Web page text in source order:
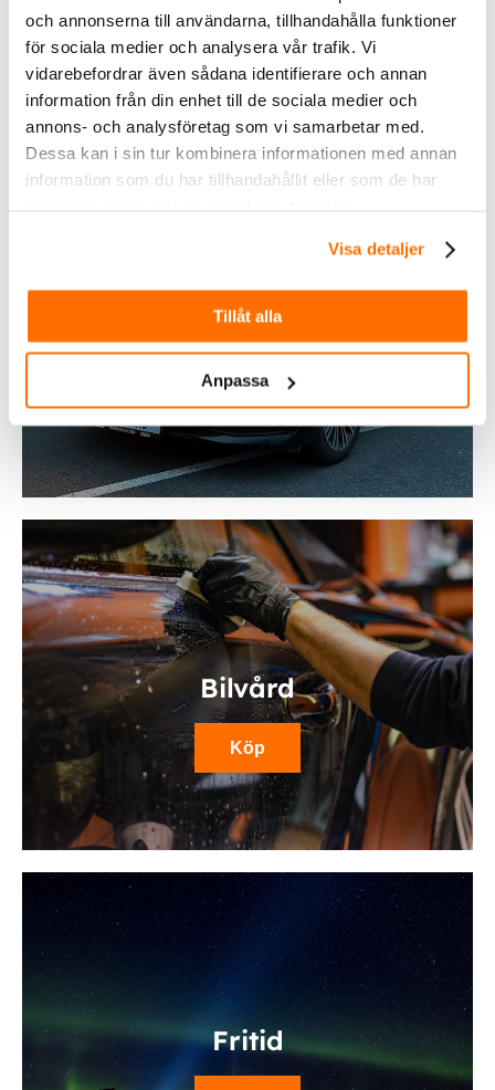
och annonserna till användarna, tillhandahålla funktioner
för sociala medier och analysera vår trafik. Vi
vidarebefordrar även sådana identifierare och annan
information från din enhet till de sociala medier och
annons- och analysföretag som vi samarbetar med.
Dessa kan i sin tur kombinera informationen med annan
information som du har tillhandahållit eller som de har
Visa detaljer
Tillåt alla
Anpassa
Fordonsbelysning
Köp
Fritid
Bilvård
Köp